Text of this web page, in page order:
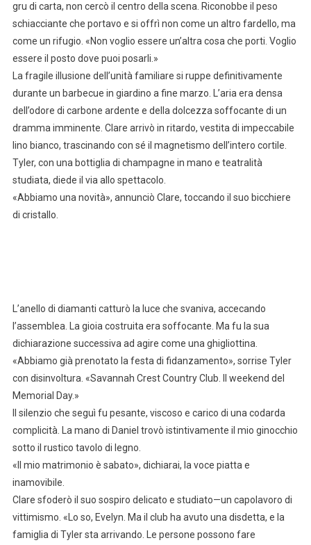
gru di carta, non cercò il centro della scena. Riconobbe il peso
schiacciante che portavo e si offrì non come un altro fardello, ma
come un rifugio. «Non voglio essere un’altra cosa che porti. Voglio
essere il posto dove puoi posarli.»
La fragile illusione dell’unità familiare si ruppe definitivamente
durante un barbecue in giardino a fine marzo. L’aria era densa
dell’odore di carbone ardente e della dolcezza soffocante di un
dramma imminente. Clare arrivò in ritardo, vestita di impeccabile
lino bianco, trascinando con sé il magnetismo dell’intero cortile.
Tyler, con una bottiglia di champagne in mano e teatralità
studiata, diede il via allo spettacolo.
«Abbiamo una novità», annunciò Clare, toccando il suo bicchiere
di cristallo.
L’anello di diamanti catturò la luce che svaniva, accecando
l’assemblea. La gioia costruita era soffocante. Ma fu la sua
dichiarazione successiva ad agire come una ghigliottina.
«Abbiamo già prenotato la festa di fidanzamento», sorrise Tyler
con disinvoltura. «Savannah Crest Country Club. Il weekend del
Memorial Day.»
Il silenzio che seguì fu pesante, viscoso e carico di una codarda
complicità. La mano di Daniel trovò istintivamente il mio ginocchio
sotto il rustico tavolo di legno.
«Il mio matrimonio è sabato», dichiarai, la voce piatta e
inamovibile.
Clare sfoderò il suo sospiro delicato e studiato—un capolavoro di
vittimismo. «Lo so, Evelyn. Ma il club ha avuto una disdetta, e la
famiglia di Tyler sta arrivando. Le persone possono fare